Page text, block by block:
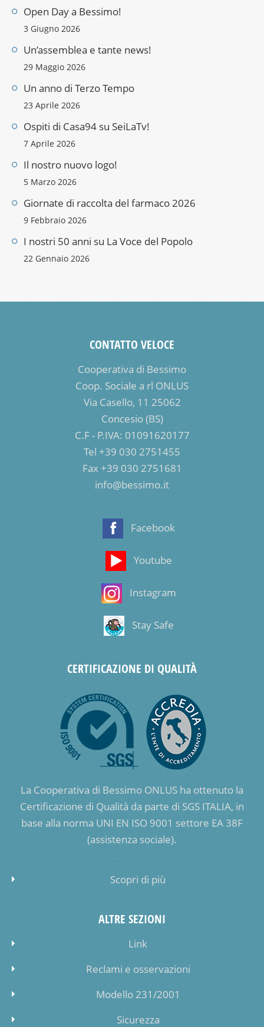
Open Day a Bessimo!
3 Giugno 2026
Un’assemblea e tante news!
29 Maggio 2026
Un anno di Terzo Tempo
23 Aprile 2026
Ospiti di Casa94 su SeiLaTv!
7 Aprile 2026
Il nostro nuovo logo!
5 Marzo 2026
Giornate di raccolta del farmaco 2026
9 Febbraio 2026
I nostri 50 anni su La Voce del Popolo
22 Gennaio 2026
CONTATTO VELOCE
Cooperativa di Bessimo
Coop. Sociale a rl ONLUS
Via Casello, 11 25062
Concesio (BS)
C.F - P.IVA: 01091620177
Tel +39 030 2751455
Fax +39 030 2751681
info@bessimo.it
Facebook
Youtube
Instagram
Stay Safe
CERTIFICAZIONE DI QUALITÀ
La Cooperativa di Bessimo ONLUS ha ottenuto la
Certificazione di Qualità da parte di SGS ITALIA, in
base alla norma UNI EN ISO 9001 settore EA 38F
(assistenza sociale).
Scopri di più
ALTRE SEZIONI
Link
Reclami e osservazioni
Modello 231/2001
Sicurezza